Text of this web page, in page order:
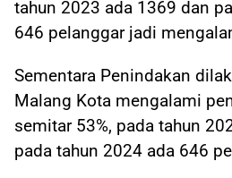
tahun 2023 ada 1369 dan
646 pelanggar jadi
Sementara Penindakan
Malang Kota mengalami
semitar 53%, pada tahun
pada tahun 2024 ada 646